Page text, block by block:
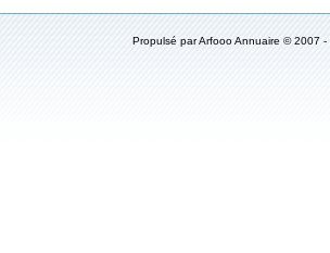
Propulsé parArfooo Annuaire © 2007